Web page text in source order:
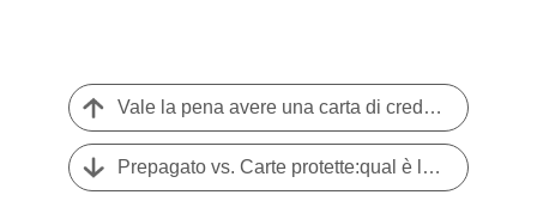
Vale la pena avere una carta di credito solo per i benefici assicurativi?
Prepagato vs. Carte protette:qual è la differenza?